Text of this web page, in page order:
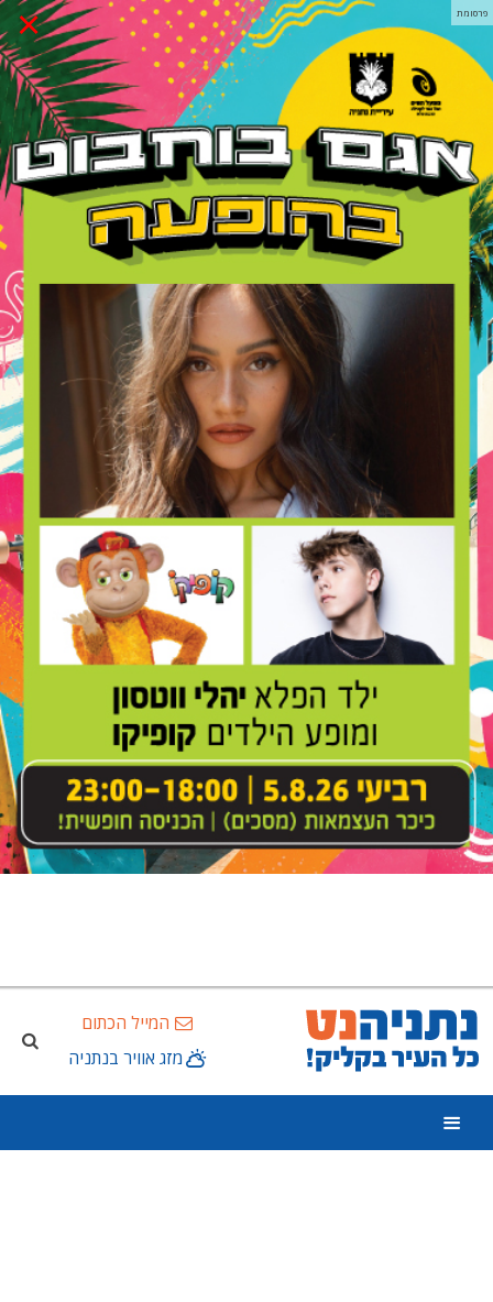
× פרסומת
המייל הכתום
מזג אוויר בנתניה